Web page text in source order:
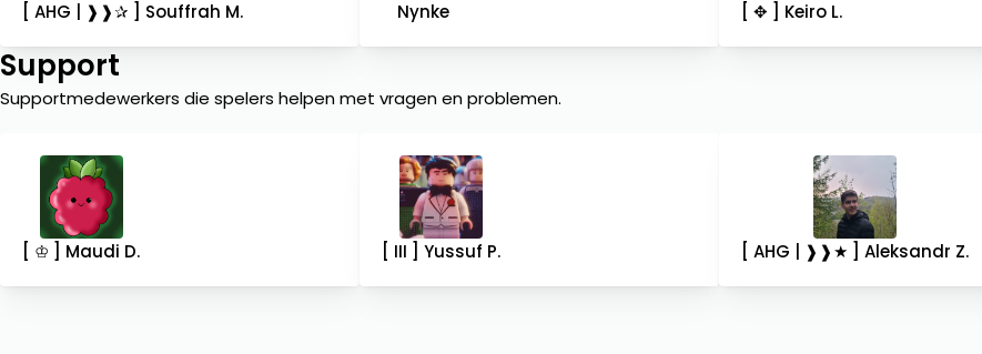
[ AHG | ❱❱✰ ] Souffrah M. Nynke [ ✥ ] Keiro L.
Support
Supportmedewerkers die spelers helpen met vragen en problemen.
[ ♔ ] Maudi D. [ III ] Yussuf P. [ AHG | ❱❱★ ] Aleksandr Z.